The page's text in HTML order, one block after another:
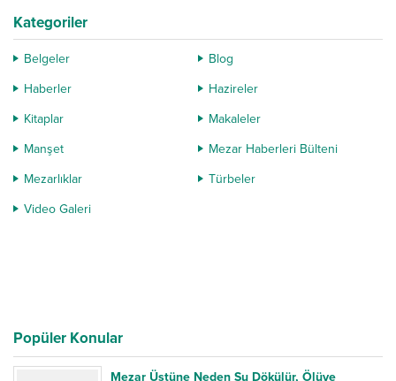
Kategoriler
Belgeler
Blog
Haberler
Hazireler
Kitaplar
Makaleler
Manşet
Mezar Haberleri Bülteni
Mezarlıklar
Türbeler
Video Galeri
Popüler Konular
Mezar Üstüne Neden Su Dökülür, Ölüye